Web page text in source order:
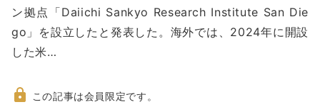
動ン拠点「Daiichi Sankyo Research Institute San Die
go」を設立したと発表した。海外では、2024年に開設
した米…
この記事は会員限定です。